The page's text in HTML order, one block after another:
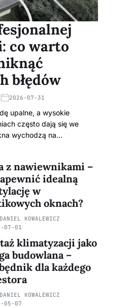
co warto
błędów
2026-07-31
upalne, a wysokie
często dają się we
wychodzą na…
z nawiewnikami –
idealną
w
oknach?
DANIEL KOWALEWICZ
07-01
klimatyzacji jako
budowlana –
dla każdego
DANIEL KOWALEWICZ
05-07